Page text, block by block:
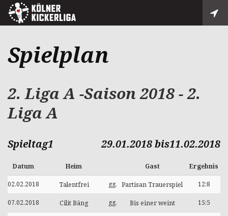
Spielplan
2. Liga A -Saison 2018 - 2.
Liga A
Spieltag1 29.01.2018 bis11.02.2018
Datum Heim Gast Ergebnis
02.02.2018 Talentfrei gg. Partisan Trauerspiel 12:8
07.02.2018 Cilit Bäng gg. Bis einer weint 15:5